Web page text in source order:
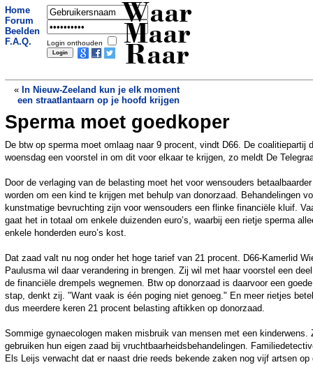
Home
Forum
Beelden
F.A.Q.
Login onthouden
Waar
Maar
Raar
« In Nieuw-Zeeland kun je elk moment
een straatlantaarn op je hoofd krijgen
Op oudere leeftijd is overgewicht
gezonder dan afvallen
Sperma moet goedkoper
De btw op sperma moet omlaag naar 9 procent, vindt D66. De coalitiepartij
woensdag een voorstel in om dit voor elkaar te krijgen, zo meldt De
Door de verlaging van de belasting moet het voor wensouders betaalbaarder
worden om een kind te krijgen met behulp van donorzaad. Behandelingen
kunstmatige bevruchting zijn voor wensouders een flinke financiële kluif.
gaat het in totaal om enkele duizenden euro’s, waarbij een rietje sperma
enkele honderden euro’s kost.
Dat zaad valt nu nog onder het hoge tarief van 21 procent. D66-Kamerlid
Paulusma wil daar verandering in brengen. Zij wil met haar voorstel een
de financiële drempels wegnemen. Btw op donorzaad is daarvoor een goede
stap, denkt zij. "Want vaak is één poging niet genoeg." En meer rietjes
dus meerdere keren 21 procent belasting aftikken op donorzaad.
Sommige gynaecologen maken misbruik van mensen met een kinderwens.
gebruiken hun eigen zaad bij vruchtbaarheidsbehandelingen.
Els Leijs verwacht dat er naast drie reeds bekende zaken nog vijf artsen op